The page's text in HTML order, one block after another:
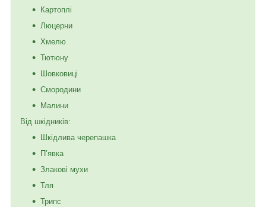
Картоплі
Люцерни
Хмелю
Тютюну
Шовковиці
Смородини
Малини
Від шкідників:
Шкідлива черепашка
П’явка
Злакові мухи
Тля
Трипс